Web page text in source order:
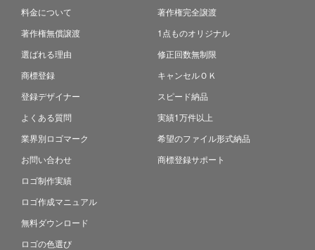
料金について
著作権無償譲渡
選ばれる理由
商標登録
登録デザイナー
よくある質問
業界別ロゴマーク
お問い合わせ
ロゴ制作実績
ロゴ作成マニュアル
無料ダウンロード
ロゴの色選び
著作権完全譲渡
1点ものオリジナル
修正回数無制限
キャンセルＯＫ
スピード納品
実績1万件以上
希望のファイル形式納品
商標登録サポート